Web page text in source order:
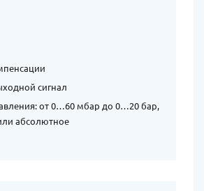
сигнал
от 0…60 мбар до 0…20 бар,
абсолютное